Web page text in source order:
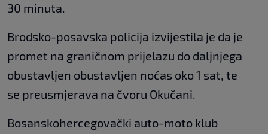
30 minuta.
Brodsko-posavska policija izvijestila je da je
promet na graničnom prijelazu do daljnjega
obustavljen obustavljen noćas oko 1 sat, te
se preusmjerava na čvoru Okučani.
Bosanskohercegovački auto-moto klub